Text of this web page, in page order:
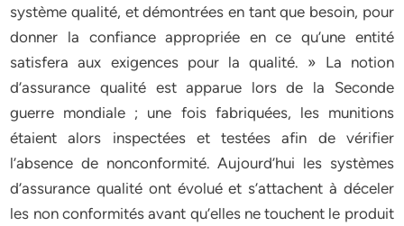
système qualité, et démontrées en tant que besoin, pour
donner la confiance appropriée en ce qu’une entité
satisfera aux exigences pour la qualité. » La notion
d’assurance qualité est apparue lors de la Seconde
guerre mondiale ; une fois fabriquées, les munitions
étaient alors inspectées et testées afin de vérifier
l’absence de nonconformité. Aujourd’hui les systèmes
d’assurance qualité ont évolué et s’attachent à déceler
les non conformités avant qu’elles ne touchent le produit